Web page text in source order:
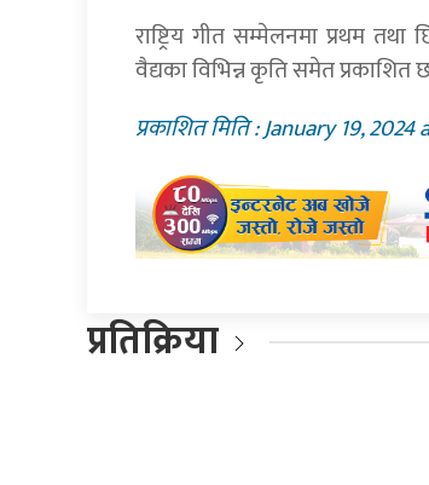
राष्ट्रिय गीत सम्मेलनमा प्रथम तथा
वैद्यका विभिन्न कृति समेत प्रकाशित
प्रकाशित मिति : January 19,
प्रतिक्रिया